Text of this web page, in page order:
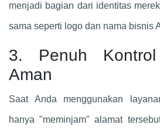
menjadi bagian dari identitas
sama seperti logo dan nama bisnis
3. Penuh
Aman
Saat Anda menggunakan
hanya "meminjam" alamat